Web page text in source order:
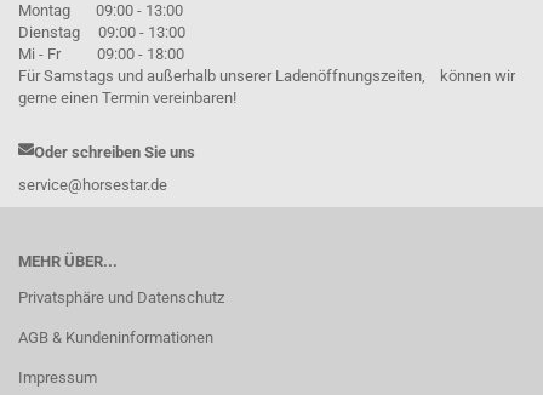
Montag 09:00 - 13:00
Dienstag 09:00 - 13:00
Mi - Fr 09:00 - 18:00
Für Samstags und außerhalb unserer Ladenöffnungszeiten, können wir
gerne einen Termin vereinbaren!
Oder schreiben Sie uns
service@horsestar.de
MEHR ÜBER...
Privatsphäre und Datenschutz
AGB & Kundeninformationen
Impressum